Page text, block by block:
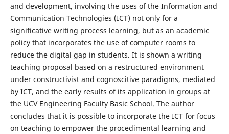
and development, involving the uses of the Information and
Communication Technologies (ICT) not only for a
significative writing process learning, but as an academic
policy that incorporates the use of computer rooms to
reduce the digital gap in students. It is shown a writing
teaching proposal based on a restructured environment
under constructivist and cognoscitive paradigms, mediated
by ICT, and the early results of its application in groups at
the UCV Engineering Faculty Basic School. The author
concludes that it is possible to incorporate the ICT for focus
on teaching to empower the procedimental learning and